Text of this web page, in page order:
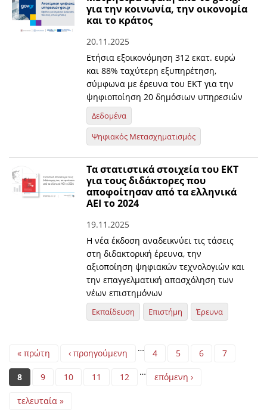
για την κοινωνία, την οικονομία
και το κράτος
20.11.2025
Ετήσια εξοικονόμηση 312 εκατ. ευρώ
και 88% ταχύτερη εξυπηρέτηση,
σύμφωνα με έρευνα του ΕΚΤ για την
ψηφιοποίηση 20 δημόσιων υπηρεσιών
Δεδομένα
Ψηφιακός Μετασχηματισμός
Τα στατιστικά στοιχεία του ΕΚΤ
για τους διδάκτορες που
αποφοίτησαν από τα ελληνικά
ΑΕΙ το 2024
19.11.2025
Η νέα έκδοση αναδεικνύει τις τάσεις
στη διδακτορική έρευνα, την
αξιοποίηση ψηφιακών τεχνολογιών και
την επαγγελματική απασχόληση των
νέων επιστημόνων
Εκπαίδευση Επιστήμη Έρευνα
Pages
« πρώτη ‹ προηγούμενη … 4 5 6 7
8 9 10 11 12 … επόμενη ›
τελευταία »